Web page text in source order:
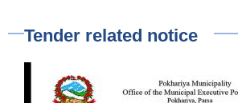
Tender related notice